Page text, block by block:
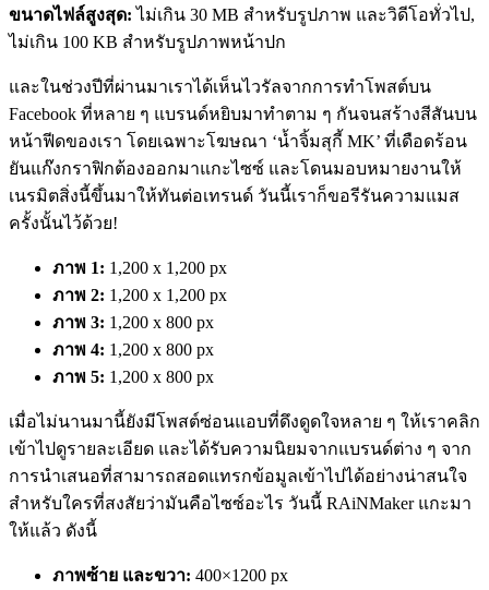
ขนาดไฟล์สูงสุด: ไม่เกิน 30 MB สำหรับรูปภาพ และวิดีโอทั่วไป,
ไม่เกิน 100 KB สำหรับรูปภาพหน้าปก
และในช่วงปีที่ผ่านมาเราได้เห็นไวรัลจากการทำโพสต์บน
Facebook ที่หลาย ๆ แบรนด์หยิบมาทำตาม ๆ กันจนสร้างสีสันบน
หน้าฟีดของเรา โดยเฉพาะโฆษณา ‘น้ำจิ้มสุกี้ MK’ ที่เดือดร้อน
ยันแก๊งกราฟิกต้องออกมาแกะไซซ์ และโดนมอบหมายงานให้
เนรมิตสิ่งนี้ขึ้นมาให้ทันต่อเทรนด์ วันนี้เราก็ขอรีรันความแมส
ครั้งนั้นไว้ด้วย!
ภาพ 1: 1,200 x 1,200 px
ภาพ 2: 1,200 x 1,200 px
ภาพ 3: 1,200 x 800 px
ภาพ 4: 1,200 x 800 px
ภาพ 5: 1,200 x 800 px
เมื่อไม่นานมานี้ยังมีโพสต์ซ่อนแอบที่ดึงดูดใจหลาย ๆ ให้เราคลิก
เข้าไปดูรายละเอียด และได้รับความนิยมจากแบรนด์ต่าง ๆ จาก
การนำเสนอที่สามารถสอดแทรกข้อมูลเข้าไปได้อย่างน่าสนใจ
สำหรับใครที่สงสัยว่ามันคือไซซ์อะไร วันนี้ RAiNMaker แกะมา
ให้แล้ว ดังนี้
ภาพซ้าย และขวา: 400×1200 px